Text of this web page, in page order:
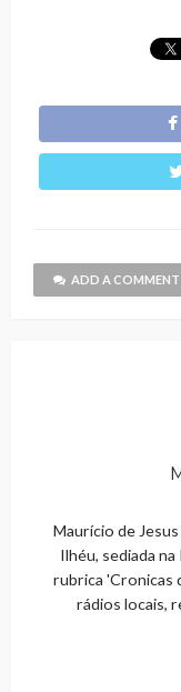
ADD A COMMENT
Maurício de
Ilhéu, sediada
rubrica 'Cronicas
rádios locais,